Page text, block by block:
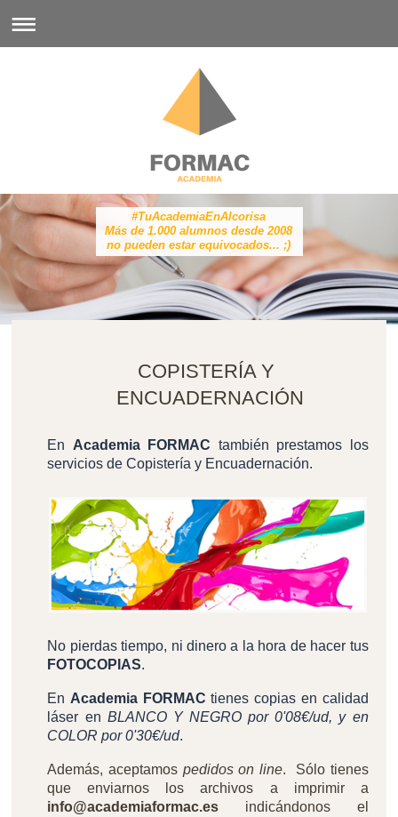
#TuAcademiaEnAlcorisa
Más de 1.000 alumnos desde 2008
no pueden estar equivocados... ;)
COPISTERÍA Y
ENCUADERNACIÓN
En Academia FORMAC también prestamos los
servicios de Copistería y Encuadernación.
No pierdas tiempo, ni dinero a la hora de hacer tus
FOTOCOPIAS.
En Academia FORMAC tienes copias en calidad
láser en BLANCO Y NEGRO por 0'08€/ud, y en
COLOR por 0'30€/ud.
Además, aceptamos pedidos on line. Sólo tienes
que enviarnos los archivos a imprimir a
info@academiaformac.es indicándonos el